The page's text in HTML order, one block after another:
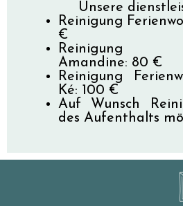
Unsere
Reinigung
€
Reinigung
Amandine: 80 €
Reinigung
Ké: 100 €
Auf Wunsch
des Aufenthalts